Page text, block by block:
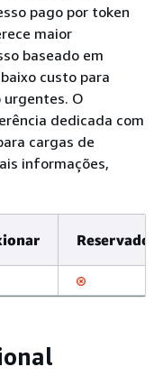
pago por token
maior
baseado em
custo para
urgentes. O
dedicada com
cargas de
informações,
Reservado